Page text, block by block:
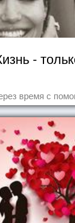
-
время с